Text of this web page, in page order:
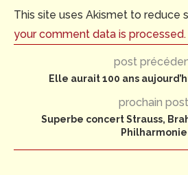
This site uses Akismet to reduce
your comment data is processed.
post
Elle aurait 100 ans
prochain post
Superbe concert Strauss,
Philharmonie